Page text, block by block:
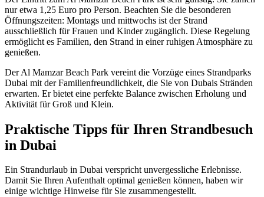
nur etwa 1,25 Euro pro Person. Beachten Sie die besonderen
Öffnungszeiten: Montags und mittwochs ist der Strand
ausschließlich für Frauen und Kinder zugänglich. Diese Regelung
ermöglicht es Familien, den Strand in einer ruhigen Atmosphäre zu
genießen.
Der Al Mamzar Beach Park vereint die Vorzüge eines Strandparks
Dubai mit der Familienfreundlichkeit, die Sie von Dubais Stränden
erwarten. Er bietet eine perfekte Balance zwischen Erholung und
Aktivität für Groß und Klein.
Praktische Tipps für Ihren Strandbesuch
in Dubai
Ein Strandurlaub in Dubai verspricht unvergessliche Erlebnisse.
Damit Sie Ihren Aufenthalt optimal genießen können, haben wir
einige wichtige Hinweise für Sie zusammengestellt.